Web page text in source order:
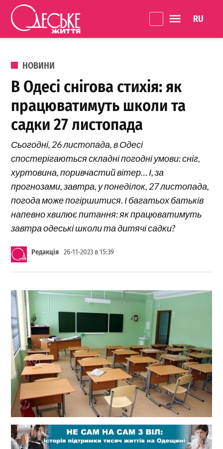
Перейти до вмісту
Життя
ОПУБЛІКОВАНО В
НОВИНИ
В Одесі снігова стихія: як
працюватимуть школи та
садки 27 листопада
Сьогодні, 26 листопада, в Одесі
спостерігаються складні погодні умови: сніг,
хуртовина, поривчастий вітер… І, за
прогнозами, завтра, у понеділок, 27 листопада,
погода може погіршитися. І багатьох батьків
напевно хвилює питання: як працюватимуть
завтра одеські школи та дитячі садки?
Редакція 26-11-2023 в 15:39